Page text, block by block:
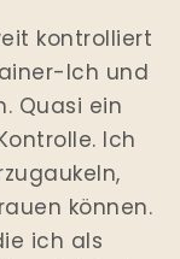
kontrolliert
Ich und
Quasi ein
Ich
können.
ich als